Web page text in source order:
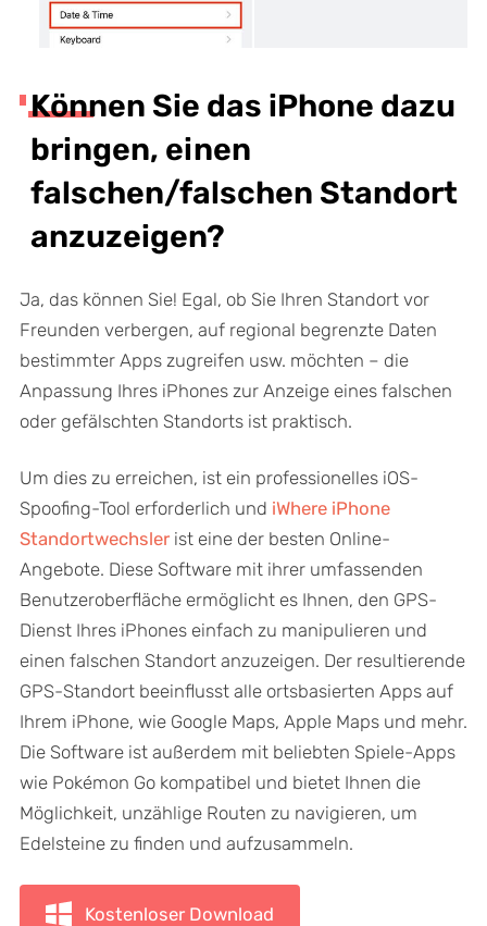
Können Sie das iPhone dazu
bringen, einen
falschen/falschen Standort
anzuzeigen?
Ja, das können Sie! Egal, ob Sie Ihren Standort vor
Freunden verbergen, auf regional begrenzte Daten
bestimmter Apps zugreifen usw. möchten – die
Anpassung Ihres iPhones zur Anzeige eines falschen
oder gefälschten Standorts ist praktisch.
Um dies zu erreichen, ist ein professionelles iOS-
Spoofing-Tool erforderlich und iWhere iPhone
Standortwechslerist eine der besten Online-
Angebote. Diese Software mit ihrer umfassenden
Benutzeroberfläche ermöglicht es Ihnen, den GPS-
Dienst Ihres iPhones einfach zu manipulieren und
einen falschen Standort anzuzeigen. Der resultierende
GPS-Standort beeinflusst alle ortsbasierten Apps auf
Ihrem iPhone, wie Google Maps, Apple Maps und mehr.
Die Software ist außerdem mit beliebten Spiele-Apps
wie Pokémon Go kompatibel und bietet Ihnen die
Möglichkeit, unzählige Routen zu navigieren, um
Edelsteine zu finden und aufzusammeln.
Kostenloser Download